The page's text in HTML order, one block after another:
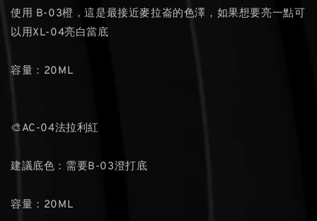
使用 B-03橙，這是最接近麥拉崙的色澤，如果想要亮一點可
以用XL-04亮白當底
容量：20ML
🎨AC-04法拉利紅
建議底色：需要B-03澄打底
容量：20ML